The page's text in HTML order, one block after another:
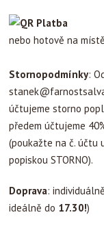
nebo hotově na
Stornopodmínky:
účtujeme storno
předem účtujeme
(poukažte na č. účtu
popiskou STORNO).
Doprava:
ideálně do 17.30!)